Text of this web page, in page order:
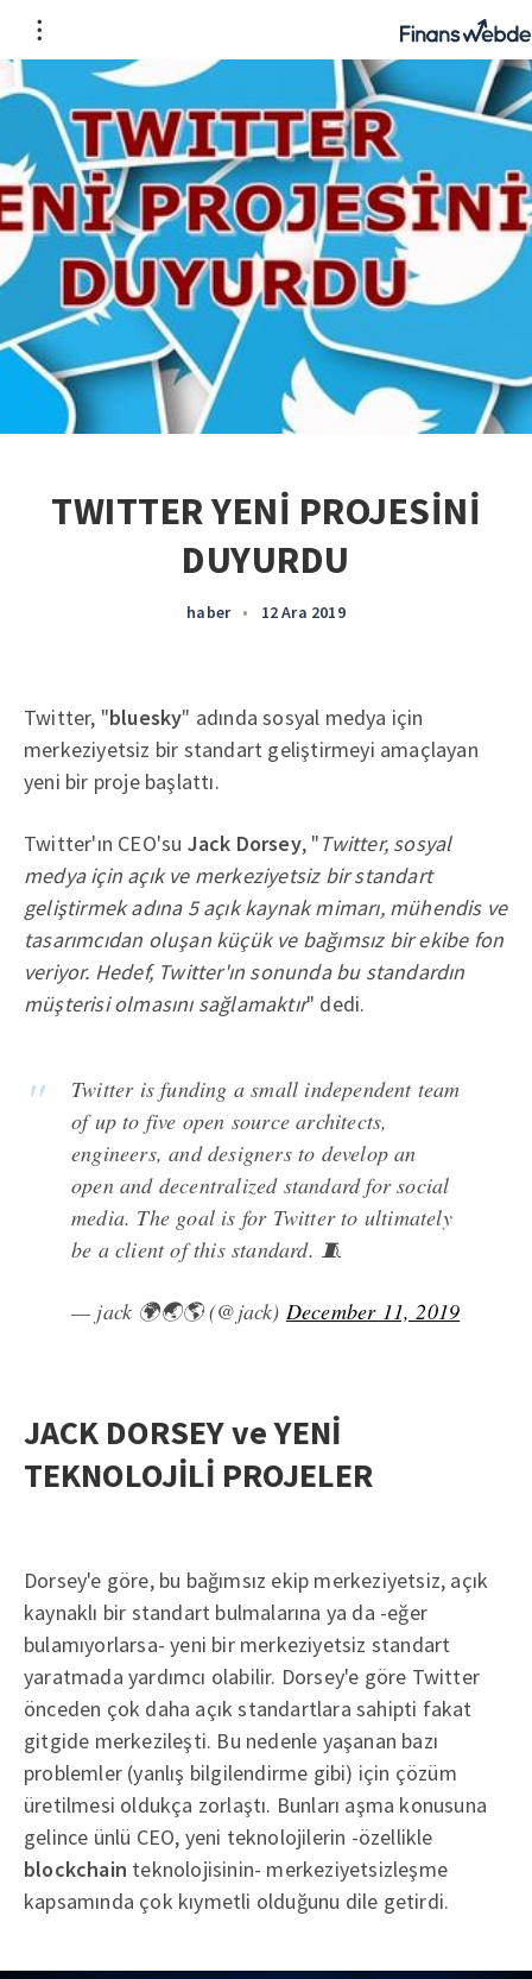
TWITTER YENİ PROJESİNİ
DUYURDU
haber • 12 Ara 2019
Twitter, "bluesky" adında sosyal medya için
merkeziyetsiz bir standart geliştirmeyi amaçlayan
yeni bir proje başlattı.
Twitter'ın CEO'su Jack Dorsey, "Twitter, sosyal
medya için açık ve merkeziyetsiz bir standart
geliştirmek adına 5 açık kaynak mimarı, mühendis ve
tasarımcıdan oluşan küçük ve bağımsız bir ekibe fon
veriyor. Hedef, Twitter'ın sonunda bu standardın
müşterisi olmasını sağlamaktır" dedi.
Twitter is funding a small independent team
of up to five open source architects,
engineers, and designers to develop an
open and decentralized standard for social
media. The goal is for Twitter to ultimately
be a client of this standard. 🧵
— jack 🌍🌏🌎 (@jack) December 11, 2019
JACK DORSEY ve YENİ
TEKNOLOJİLİ PROJELER
Dorsey'e göre, bu bağımsız ekip merkeziyetsiz, açık
kaynaklı bir standart bulmalarına ya da -eğer
bulamıyorlarsa- yeni bir merkeziyetsiz standart
yaratmada yardımcı olabilir. Dorsey'e göre Twitter
önceden çok daha açık standartlara sahipti fakat
gitgide merkezileşti. Bu nedenle yaşanan bazı
problemler (yanlış bilgilendirme gibi) için çözüm
üretilmesi oldukça zorlaştı. Bunları aşma konusuna
gelince ünlü CEO, yeni teknolojilerin -özellikle
blockchain teknolojisinin- merkeziyetsizleşme
kapsamında çok kıymetli olduğunu dile getirdi.